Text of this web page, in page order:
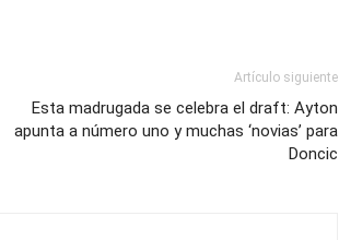
Artículo siguiente
Esta madrugada se celebra el draft: Ayton
apunta a número uno y muchas ‘novias’ para
Doncic